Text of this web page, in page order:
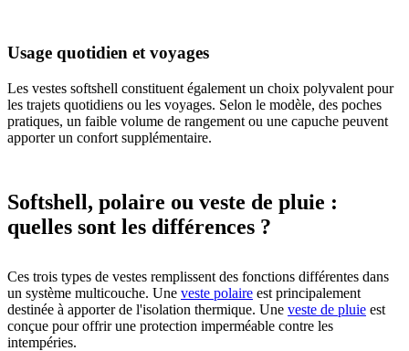
Usage quotidien et voyages
Les vestes softshell constituent également un choix polyvalent pour
les trajets quotidiens ou les voyages. Selon le modèle, des poches
pratiques, un faible volume de rangement ou une capuche peuvent
apporter un confort supplémentaire.
Softshell, polaire ou veste de pluie :
quelles sont les différences ?
Ces trois types de vestes remplissent des fonctions différentes dans
un système multicouche. Une veste polaire est principalement
destinée à apporter de l'isolation thermique. Une veste de pluie est
conçue pour offrir une protection imperméable contre les
intempéries.